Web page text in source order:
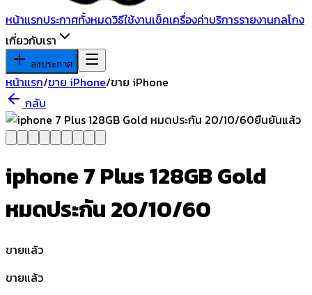
หน้าแรกประกาศทั้งหมดวิธีใช้งานเช็คเครื่องค่าบริการรายงานกลโกง
เกี่ยวกับเรา
ลงประกาศ
หน้าแรก/ขาย iPhone/ขาย iPhone
กลับ
ยืนยันแล้ว
iphone 7 Plus 128GB Gold
หมดประกัน 20/10/60
ขายแล้ว
ขายแล้ว